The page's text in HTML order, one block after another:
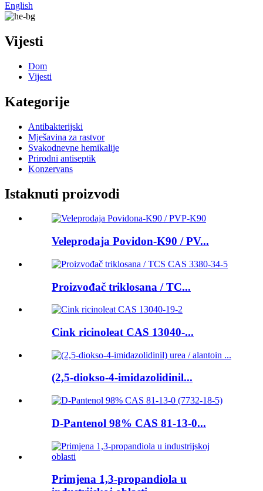
English
Vijesti
Dom
Vijesti
Kategorije
Antibakterijski
Mješavina za rastvor
Svakodnevne hemikalije
Prirodni antiseptik
Konzervans
Istaknuti proizvodi
Veleprodaja Povidon-K90 / PV...
Proizvođač triklosana / TC...
Cink ricinoleat CAS 13040-...
(2,5-diokso-4-imidazolidinil...
D-Pantenol 98% CAS 81-13-0...
Primjena 1,3-propandiola u